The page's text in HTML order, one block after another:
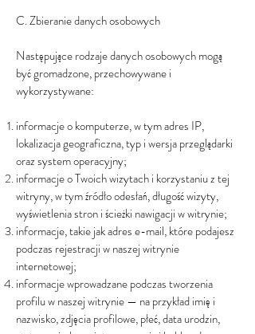
C. Zbieranie danych osobowych
Następujące rodzaje danych osobowych mogą
być gromadzone, przechowywane i
wykorzystywane:
informacje o komputerze, w tym adres IP,
lokalizacja geograficzna, typ i wersja przeglądarki
oraz system operacyjny;
informacje o Twoich wizytach i korzystaniu z tej
witryny, w tym źródło odesłań, długość wizyty,
wyświetlenia stron i ścieżki nawigacji w witrynie;
informacje, takie jak adres e-mail, które podajesz
podczas rejestracji w naszej witrynie
internetowej;
informacje wprowadzane podczas tworzenia
profilu w naszej witrynie — na przykład imię i
nazwisko, zdjęcia profilowe, płeć, data urodzin,